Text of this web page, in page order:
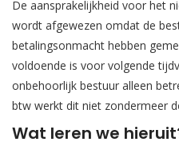
De aansprakelijkheid voor het
wordt afgewezen omdat de
betalingsonmacht hebben
voldoende is voor volgende
onbehoorlijk bestuur alleen
btw werkt dit niet zondermeer
Wat leren we